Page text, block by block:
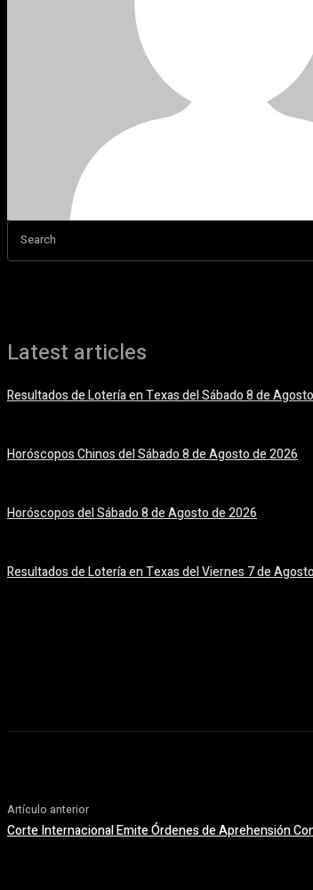
Search
Latest articles
Resultados de Lotería en Texas del Sábado 8 de
Horóscopos Chinos del Sábado 8 de Agosto de 2026
Horóscopos del Sábado 8 de Agosto de 2026
Resultados de Lotería en Texas del Viernes 7 de
Artículo anterior
Corte Internacional Emite Órdenes de Aprehensión